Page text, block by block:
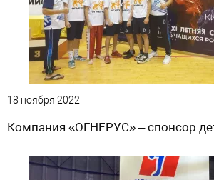
18 ноября 2022
Компания «ОГНЕРУС» – спонсор